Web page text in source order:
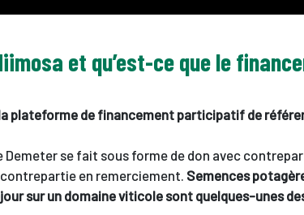
et qu’est-ce que le
plateforme de financement participatif de
Demeter se fait sous forme de don avec
en remerciement. Semences
sur un domaine viticole sont quelques-unes